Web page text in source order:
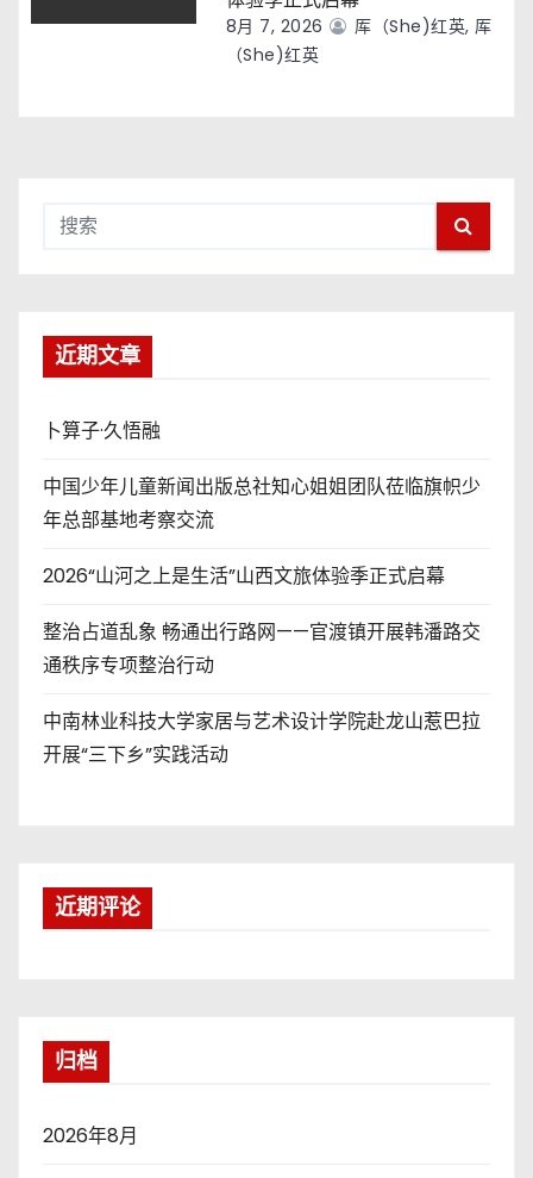
8月 7, 2026
厍（she)红英, 厍
（she)红英
近期文章
卜算子·久悟融
中国少年儿童新闻出版总社知心姐姐团队莅临旗帜少
年总部基地考察交流
2026“山河之上是生活”山西文旅体验季正式启幕
整治占道乱象 畅通出行路网——官渡镇开展韩潘路交
通秩序专项整治行动
中南林业科技大学家居与艺术设计学院赴龙山惹巴拉
开展“三下乡”实践活动
近期评论
归档
2026年8月